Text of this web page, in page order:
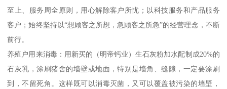
至上、服务周全原则，用心解除客户所忧；以科技服务和产品服务
客户；始终坚持以“想顾客之所想，急顾客之所急”的经营理念，不断
前行。
养殖户用来消毒：用新买的（明帝钙业）生石灰粉加水配制成20%的
石灰乳，涂刷猪舍的墙壁或地面，特别是墙角、缝隙，一定要涂刷
到，不留死角。这样既可以消毒灭菌，又可以覆盖被污染的墙壁，